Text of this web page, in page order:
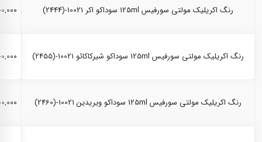
رنگ اکریلیک مولتی سورفیس 125ml سوداکو اکر 10021-(2444)
رنگ اکریلیک مولتی سورفیس 125ml سوداکو شیرکاکائو 10021-(2455)
رنگ اکریلیک مولتی سورفیس 125ml سوداکو ویریدین 10021-(2460)